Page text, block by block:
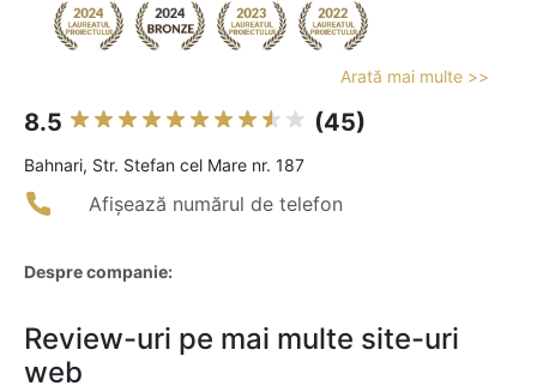
Arată mai multe >>
8.5 (45)
Bahnari, Str. Stefan cel Mare nr. 187
Afișează numărul de telefon
Despre companie:
Review-uri pe mai multe site-uri
web